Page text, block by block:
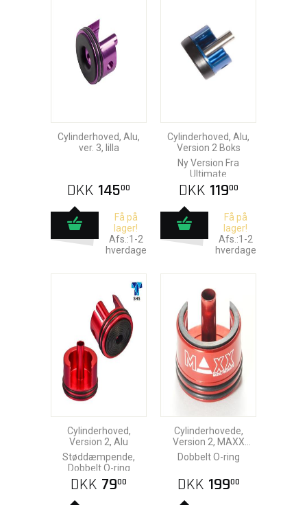
Cylinderhoved, Alu,
ver. 3, lilla
DKK 14500
Få på
lager!
Afs.:1-2
hverdage
Cylinderhoved, Alu,
Version 2 Boks
Ny Version Fra
Ultimate
DKK 11900
Få på
lager!
Afs.:1-2
hverdage
Cylinderhoved,
Version 2, Alu
Støddæmpende,
Dobbelt O-ring
DKK 7900
Cylinderhovede,
Version 2, MAXX
Model
Dobbelt O-ring
DKK 19900